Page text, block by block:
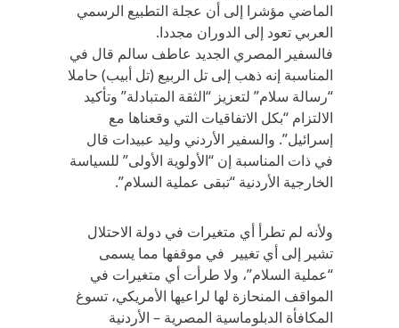
الماضي مؤشرا إلى أن عجلة التطبيع الرسمي
العربي تعود إلى الدوران مجددا.
فالسفير المصري الجديد عاطف سالم قال في
المناسبة إنه ذهب إلى تل الربيع (تل أبيب) حاملا
“رسالة سلام” لتعزيز “الثقة المتبادلة” وتأكيد
الالتزام “بكل الاتفاقيات التي وقعناها مع
إسرائيل”. والسفير الأردني وليد عبيدات قال
في ذات المناسبة إن “الأولوية الأولى” للسياسة
الخارجية الأردنية “تبقى عملية السلام”.
ولأنه لم تطرأ أي متغيرات في دولة الاحتلال
تشير إلى أي تغيير في موقفها مما يسمى
“عملية السلام”، ولا طرأت أي متغيرات في
المواقف المنحازة لها لراعيها الأمريكي، تسوغ
المكافأة الدبلوماسية المصرية – الأردنية